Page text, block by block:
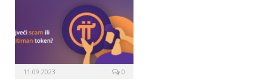
11.09.2023 0